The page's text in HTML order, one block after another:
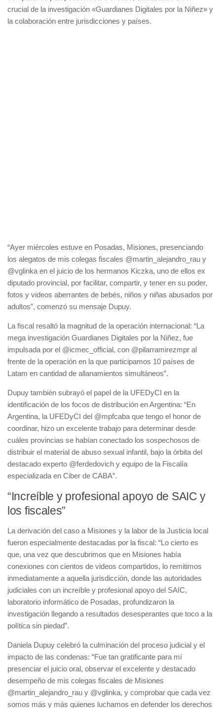
crucial de la investigación «Guardianes Digitales por la Niñez» y
la colaboración entre jurisdicciones y países.
“Ayer miércoles estuve en Posadas, Misiones, presenciando
los alegatos de mis colegas fiscales @martin_alejandro_rau y
@vglinka en el juicio de los hermanos Kiczka, uno de ellos ex
diputado provincial, por facilitar, compartir, y tener en su poder,
fotos y videos aberrantes de bebés, niños y niñas abusados por
adultos”, comenzó su mensaje Dupuy.
La fiscal resaltó la magnitud de la operación internacional: “La
mega investigación Guardianes Digitales por la Niñez, fue
impulsada por el @icmec_official, con @pilarramirezmpr al
frente de la operación en la que participamos 10 países de
Latam en cantidad de allanamientos simultáneos”.
Dupuy también subrayó el papel de la UFEDyCI en la
identificación de los focos de distribución en Argentina: “En
Argentina, la UFEDyCI del @mpfcaba que tengo el honor de
coordinar, hizo un excelente trabajo para determinar desde
cuáles provincias se habían conectado los sospechosos de
distribuir el material de abuso sexual infantil, bajo la órbita del
destacado experto @ferdedovich y equipo de la Fiscalía
especializada en Ciber de CABA”.
“Increíble y profesional apoyo de SAIC y
los fiscales”
La derivación del caso a Misiones y la labor de la Justicia local
fueron especialmente destacadas por la fiscal: “Lo cierto es
que, una vez que descubrimos que en Misiones había
conexiones con cientos de videos compartidos, lo remitimos
inmediatamente a aquella jurisdicción, donde las autoridades
judiciales con un increíble y profesional apoyo del SAIC,
laboratorio informático de Posadas, profundizaron la
investigación llegando a resultados desesperantes que toco a la
política sin piedad”.
Daniela Dupuy celebró la culminación del proceso judicial y el
impacto de las condenas: “Fue tan gratificante para mí
presenciar el juicio oral, observar el excelente y destacado
desempeño de mis colegas fiscales de Misiones
@martin_alejandro_rau y @vglinka, y comprobar que cada vez
somos más y más quienes luchamos en defender los derechos